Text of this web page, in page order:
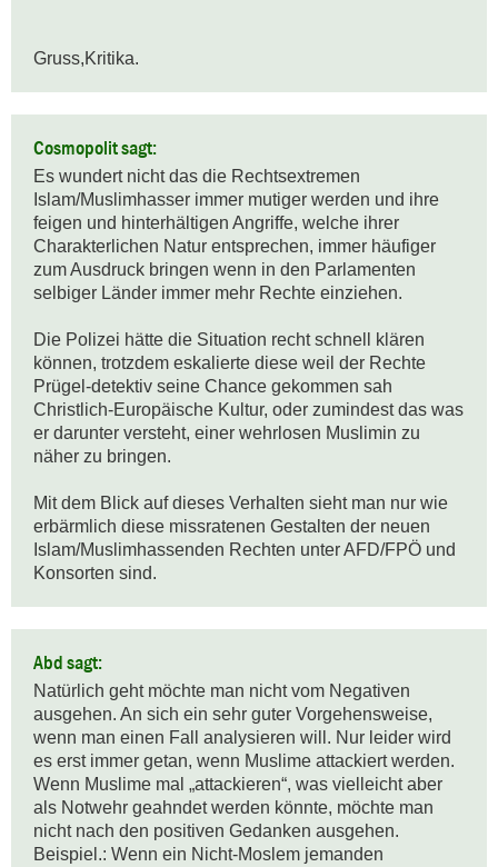
Gruss,Kritika.
Cosmopolit sagt:
Es wundert nicht das die Rechtsextremen
Islam/Muslimhasser immer mutiger werden und ihre
feigen und hinterhältigen Angriffe, welche ihrer
Charakterlichen Natur entsprechen, immer häufiger
zum Ausdruck bringen wenn in den Parlamenten
selbiger Länder immer mehr Rechte einziehen.
Die Polizei hätte die Situation recht schnell klären
können, trotzdem eskalierte diese weil der Rechte
Prügel-detektiv seine Chance gekommen sah
Christlich-Europäische Kultur, oder zumindest das was
er darunter versteht, einer wehrlosen Muslimin zu
näher zu bringen.
Mit dem Blick auf dieses Verhalten sieht man nur wie
erbärmlich diese missratenen Gestalten der neuen
Islam/Muslimhassenden Rechten unter AFD/FPÖ und
Konsorten sind.
Abd sagt:
Natürlich geht möchte man nicht vom Negativen
ausgehen. An sich ein sehr guter Vorgehensweise,
wenn man einen Fall analysieren will. Nur leider wird
es erst immer getan, wenn Muslime attackiert werden.
Wenn Muslime mal „attackieren“, was vielleicht aber
als Notwehr geahndet werden könnte, möchte man
nicht nach den positiven Gedanken ausgehen.
Beispiel.: Wenn ein Nicht-Moslem jemanden